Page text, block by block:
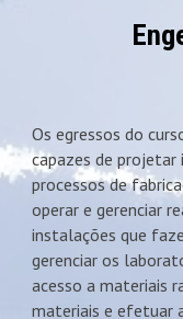
Os egressos do
capazes de projetar
processos de
operar e gerenciar
instalações que
gerenciar os
acesso a materiais
materiais e efetuar